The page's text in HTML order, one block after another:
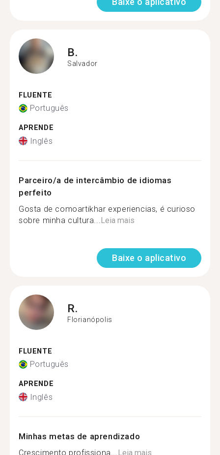
B.
Salvador
FLUENTE
Português
APRENDE
Inglês
Parceiro/a de intercâmbio de idiomas
perfeito
Gosta de comoartikhar experiencias, é curioso
sobre minha cultura... Leia mais
Baixe o aplicativo
R.
Florianópolis
FLUENTE
Português
APRENDE
Inglês
Minhas metas de aprendizado
Crescimento profissiona... Leia mais